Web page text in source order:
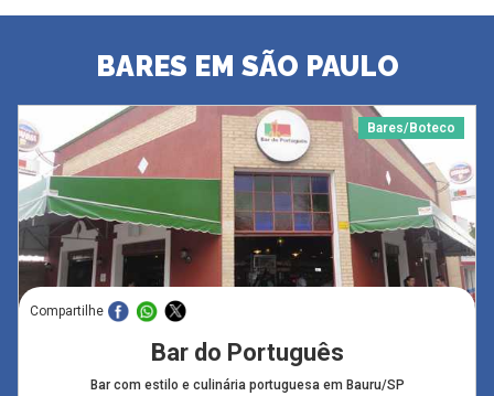
BARES EM SÃO PAULO
Bares/Boteco
Compartilhe
Bar do Português
Bar com estilo e culinária portuguesa em Bauru/SP